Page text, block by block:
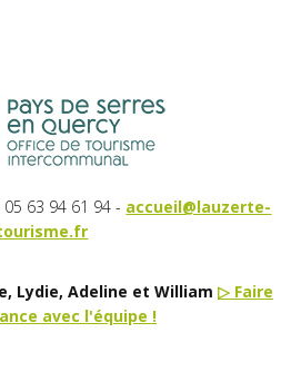
05 63 94 61 94 - accueil@lauzerte-
Lydie, Adeline et William ▷ Faire
avec l'équipe !